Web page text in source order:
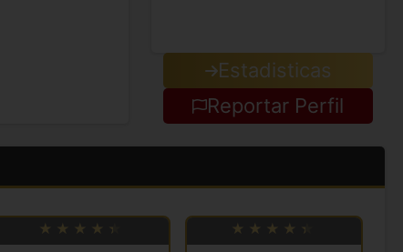
Estadisticas
Reportar Perfil